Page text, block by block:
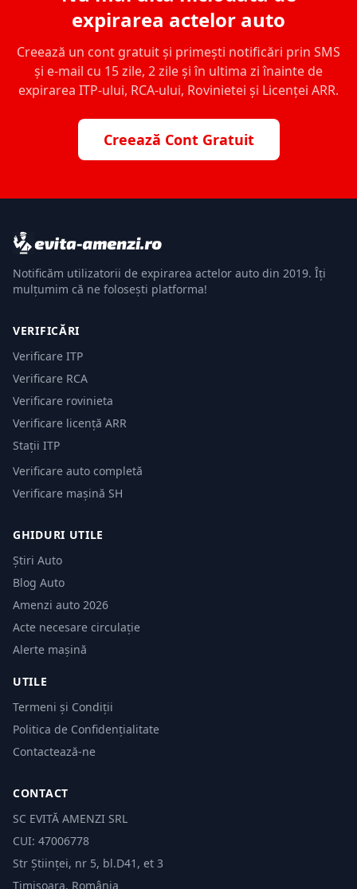
expirarea actelor auto
Creează un cont gratuit și primești notificări prin SMS
și e-mail cu 15 zile, 2 zile și în ultima zi înainte de
expirarea ITP-ului, RCA-ului, Rovinietei și Licenței ARR.
Creează Cont Gratuit
Notificăm utilizatorii de expirarea actelor auto din 2019. Îți
mulțumim că ne folosești platforma!
VERIFICĂRI
Verificare ITP
Verificare RCA
Verificare rovinieta
Verificare licență ARR
Stații ITP
Verificare auto completă
Verificare mașină SH
GHIDURI UTILE
Știri Auto
Blog Auto
Amenzi auto 2026
Acte necesare circulație
Alerte mașină
UTILE
Termeni și Condiții
Politica de Confidențialitate
Contactează-ne
CONTACT
SC EVITĂ AMENZI SRL
CUI: 47006778
Str Științei, nr 5, bl.D41, et 3
Timișoara, România